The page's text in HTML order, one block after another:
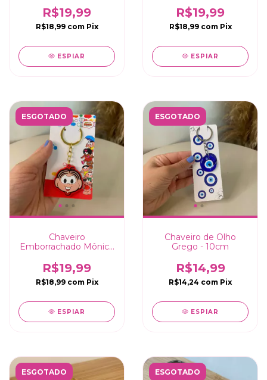
R$19,99
R$18,99 com Pix
ESPIAR
R$19,99
R$18,99 com Pix
ESPIAR
ESGOTADO
Chaveiro
Emborrachado Mônica
R$19,99
R$18,99 com Pix
ESPIAR
ESGOTADO
Chaveiro de Olho
Grego - 10cm
R$14,99
R$14,24 com Pix
ESPIAR
ESGOTADO ESGOTADO